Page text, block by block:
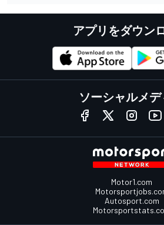
アプリをダウン
ソーシャルメ
Motor1.com
Autosport.com